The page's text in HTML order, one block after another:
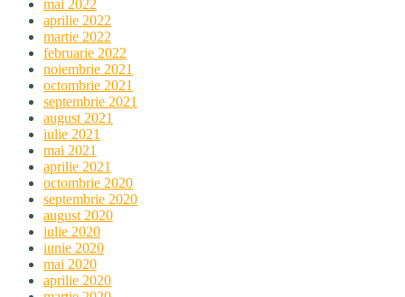
mai 2022
aprilie 2022
martie 2022
februarie 2022
noiembrie 2021
octombrie 2021
septembrie 2021
august 2021
iulie 2021
mai 2021
aprilie 2021
octombrie 2020
septembrie 2020
august 2020
iulie 2020
iunie 2020
mai 2020
aprilie 2020